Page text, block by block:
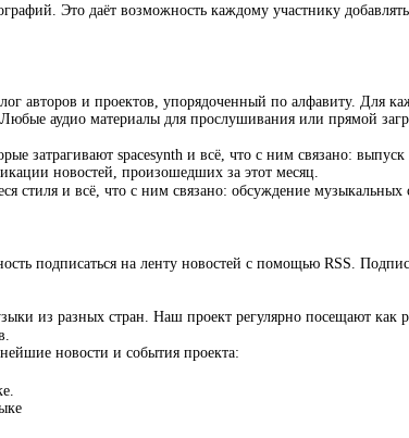
Это даёт возможность каждому участнику
авторов и проектов, упорядоченный по алфавиту. Для
аудио материалы для прослушивания или прямой
затрагивают spacesynth и всё, что с ним связано:
новостей, произошедших за этот месяц.
стиля и всё, что с ним связано: обсуждение
подписаться на ленту новостей с помощью RSS.
из разных стран. Наш проект регулярно посещают как
новости и события проекта: